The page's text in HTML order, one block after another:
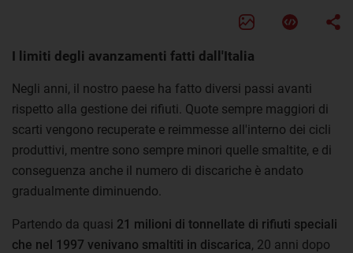
I limiti degli avanzamenti fatti dall'Italia
Negli anni, il nostro paese ha fatto diversi passi avanti
rispetto alla gestione dei rifiuti. Quote sempre maggiori di
scarti vengono recuperate e reimmesse all'interno dei cicli
produttivi, mentre sono sempre minori quelle smaltite, e di
conseguenza anche il numero di discariche è andato
gradualmente diminuendo.
Partendo da quasi 21 milioni di tonnellate di rifiuti speciali
che nel 1997 venivano smaltiti in discarica, 20 anni dopo